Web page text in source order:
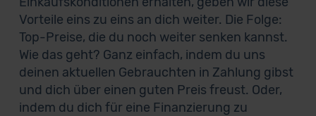
Vorteile eins zu eins an dich weiter. Die Folge:
Top-Preise, die du noch weiter senken kannst.
Wie das geht? Ganz einfach, indem du uns
deinen aktuellen Gebrauchten in Zahlung gibst
und dich über einen guten Preis freust. Oder,
indem du dich für eine Finanzierung zu